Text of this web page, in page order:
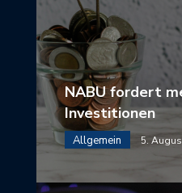
NABU fordert
Investitionen
Allgemein 5.